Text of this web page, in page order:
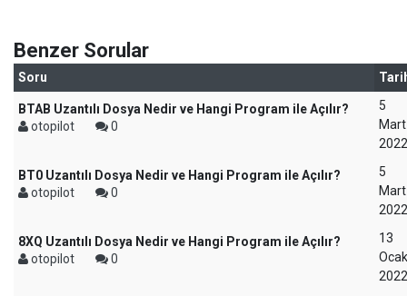
Benzer Sorular
Soru
BTAB Uzantılı Dosya Nedir ve Hangi Program ile Açılır?
otopilot
0
5
Mart
2022
BT0 Uzantılı Dosya Nedir ve Hangi Program ile Açılır?
otopilot
0
5
Mart
2022
8XQ Uzantılı Dosya Nedir ve Hangi Program ile Açılır?
otopilot
0
13
Ocak
2022